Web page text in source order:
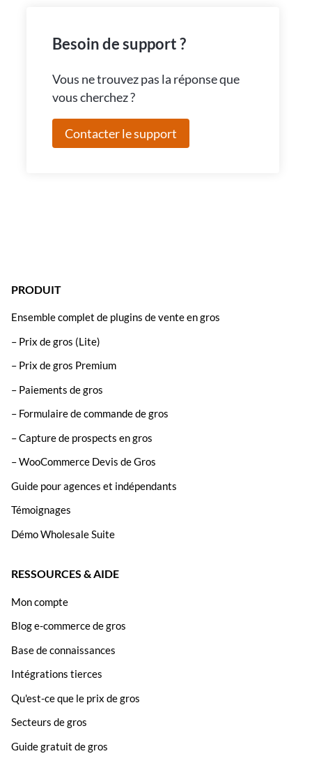
Besoin de support ?
Vous ne trouvez pas la réponse que
vous cherchez ?
Contacter le support
PRODUIT
Ensemble complet de plugins de vente en gros
– Prix de gros (Lite)
– Prix de gros Premium
– Paiements de gros
– Formulaire de commande de gros
– Capture de prospects en gros
– WooCommerce Devis de Gros
Guide pour agences et indépendants
Témoignages
Démo Wholesale Suite
RESSOURCES & AIDE
Mon compte
Blog e-commerce de gros
Base de connaissances
Intégrations tierces
Qu'est-ce que le prix de gros
Secteurs de gros
Guide gratuit de gros